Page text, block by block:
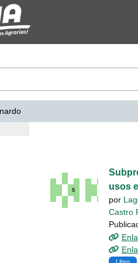
usos
por
Castro